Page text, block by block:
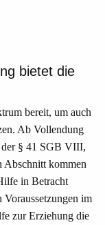
bietet die
bereit, um auch
Ab Vollendung
der § 41 SGB VIII,
Abschnitt kommen
in Betracht
im
zur Erziehung die